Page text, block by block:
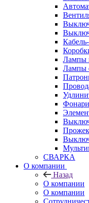
Лампы
Лампы
Фонари
СВАРКА
О компании
Назад
О компании
О компании